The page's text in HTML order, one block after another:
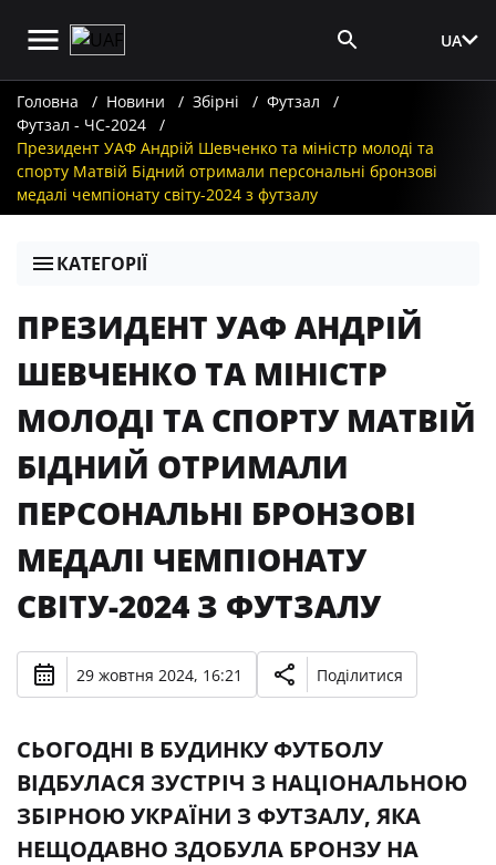
UA
Головна Новини Збірні
Футзал
Футзал - ЧС-2024
Президент УАФ Андрій Шевченко та міністр молоді та
спорту Матвій Бідний отримали персональні бронзові
медалі чемпіонату світу-2024 з футзалу
КАТЕГОРІЇ
ПРЕЗИДЕНТ УАФ АНДРІЙ
ШЕВЧЕНКО ТА МІНІСТР
МОЛОДІ ТА СПОРТУ МАТВІЙ
БІДНИЙ ОТРИМАЛИ
ПЕРСОНАЛЬНІ БРОНЗОВІ
МЕДАЛІ ЧЕМПІОНАТУ
СВІТУ-2024 З ФУТЗАЛУ
29 жовтня 2024, 16:21 Поділитися
СЬОГОДНІ В БУДИНКУ ФУТБОЛУ
ВІДБУЛАСЯ ЗУСТРІЧ З НАЦІОНАЛЬНОЮ
ЗБІРНОЮ УКРАЇНИ З ФУТЗАЛУ, ЯКА
НЕЩОДАВНО ЗДОБУЛА БРОНЗУ НА